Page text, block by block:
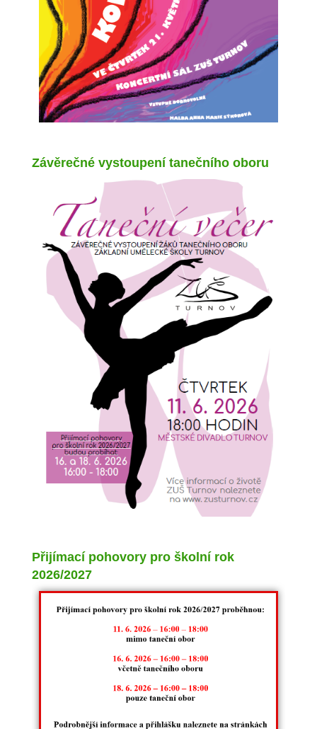
Závěrečné vystoupení tanečního oboru
Přijímací pohovory pro školní rok
2026/2027